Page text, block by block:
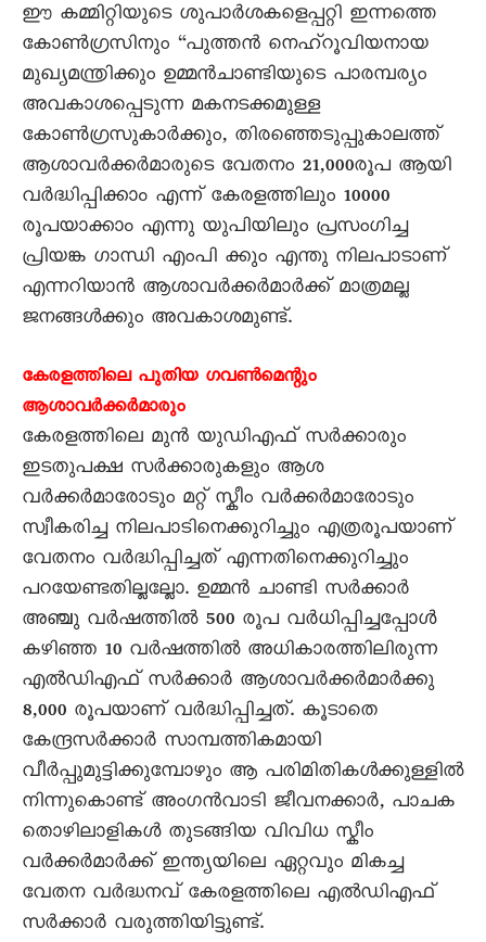
ഈ കമ്മിറ്റിയുടെ ശുപാർശകളെപ്പറ്റി ഇന്നത്തെ
കോൺഗ്രസിനും “പുത്തൻ നെഹ്റൂവിയനായ
മുഖ്യമന്ത്രിക്കും ഉമ്മൻചാണ്ടിയുടെ പാരമ്പര്യം
അവകാശപ്പെടുന്ന മകനടക്കമുള്ള
കോൺഗ്രസുകാർക്കും, തിരഞ്ഞെടുപ്പുകാലത്ത്
ആശാവർക്കർമാരുടെ വേതനം 21,000രൂപ ആയി
വർദ്ധിപ്പിക്കാം എന്ന് കേരളത്തിലും 10000
രൂപയാക്കാം എന്നു യുപിയിലും പ്രസംഗിച്ച
പ്രിയങ്ക ഗാന്ധി എംപി ക്കും എന്തു നിലപാടാണ്
എന്നറിയാൻ ആശാവർക്കർമാർക്ക് മാത്രമല്ല
ജനങ്ങൾക്കും അവകാശമുണ്ട്.
കേരളത്തിലെ പുതിയ ഗവൺമെന്റും
ആശാവർക്കർമാരും
കേരളത്തിലെ മുൻ യുഡിഎഫ് സർക്കാരും
ഇടതുപക്ഷ സർക്കാരുകളും ആശ
വർക്കർമാരോടും മറ്റ് സ്കീം വർക്കർമാരോടും
സ്വീകരിച്ച നിലപാടിനെക്കുറിച്ചും എത്രരൂപയാണ്
വേതനം വർദ്ധിപ്പിച്ചത് എന്നതിനെക്കുറിച്ചും
പറയേണ്ടതില്ലല്ലോ. ഉമ്മൻ ചാണ്ടി സർക്കാർ
അഞ്ചു വർഷത്തിൽ 500 രൂപ വർധിപ്പിച്ചപ്പോൾ
കഴിഞ്ഞ 10 വർഷത്തിൽ അധികാരത്തിലിരുന്ന
എൽഡിഎഫ് സർക്കാർ ആശാവർക്കർമാർക്കു
8,000 രൂപയാണ് വർദ്ധിപ്പിച്ചത്. കൂടാതെ
കേന്ദ്രസർക്കാർ സാമ്പത്തികമായി
വീർപ്പുമുട്ടിക്കുമ്പോഴും ആ പരിമിതികൾക്കുള്ളിൽ
നിന്നുകൊണ്ട് അംഗൻവാടി ജീവനക്കാർ, പാചക
തൊഴിലാളികൾ തുടങ്ങിയ വിവിധ സ്കീം
വർക്കർമാർക്ക് ഇന്ത്യയിലെ ഏറ്റവും മികച്ച
വേതന വർദ്ധനവ് കേരളത്തിലെ എൽഡിഎഫ്
സർക്കാർ വരുത്തിയിട്ടുണ്ട്.